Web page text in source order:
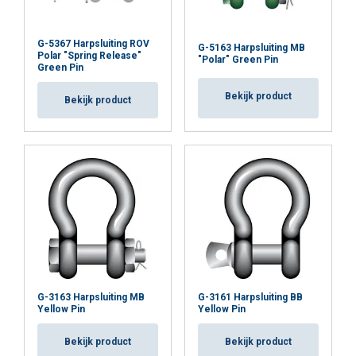
G-5367 Harpsluiting ROV
Polar "Spring Release"
Green Pin
Bekijk product
G-5163 Harpsluiting MB
"Polar" Green Pin
Bekijk product
G-3163 Harpsluiting MB
Yellow Pin
Bekijk product
G-3161 Harpsluiting BB
Yellow Pin
Bekijk product